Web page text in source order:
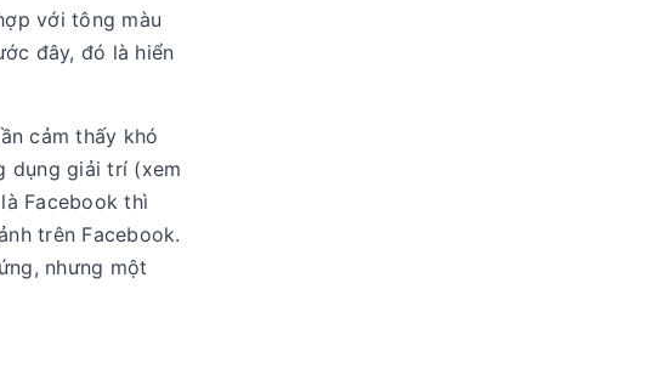
với tông màu
đây, đó là hiển
cảm thấy khó
dụng giải trí (xem
Facebook thì
trên Facebook.
nhưng một